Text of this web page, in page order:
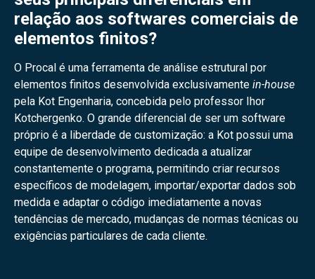
relação aos softwares comerciais de
elementos finitos?
O Procal é uma ferramenta de análise estrutural por
elementos finitos desenvolvida exclusivamente in-house
pela Kot Engenharia, concebida pelo professor Ihor
Kotchergenko. O grande diferencial de ser um software
próprio é a liberdade de customização: a Kot possui uma
equipe de desenvolvimento dedicada a atualizar
constantemente o programa, permitindo criar recursos
específicos de modelagem, importar/exportar dados sob
medida e adaptar o código imediatamente a novas
tendências de mercado, mudanças de normas técnicas ou
exigências particulares de cada cliente.